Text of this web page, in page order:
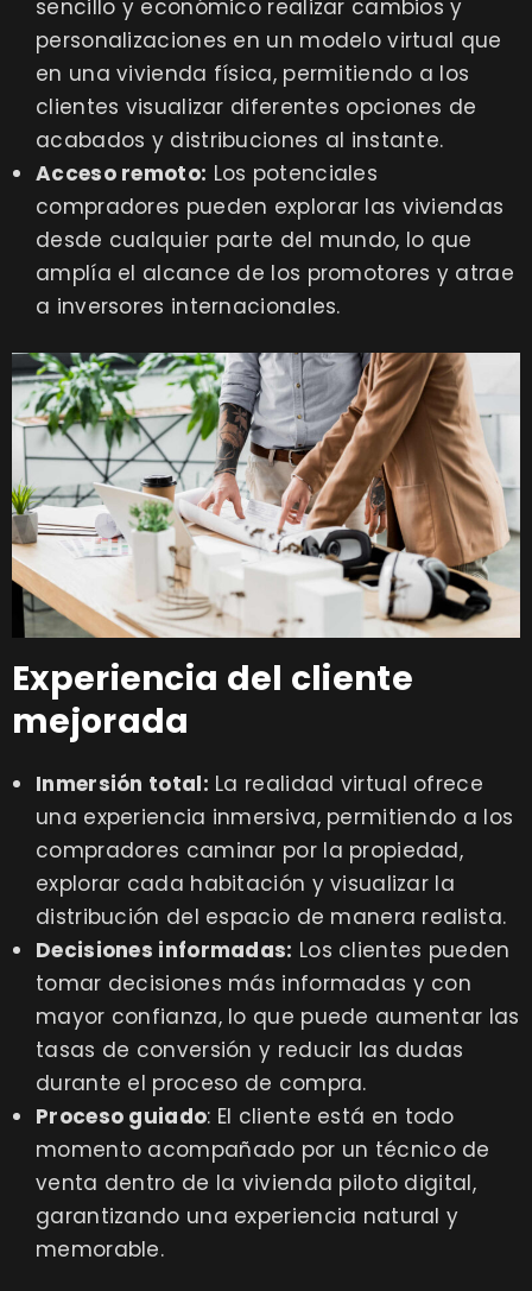
sencillo y económico realizar cambios y
personalizaciones en un modelo virtual que
en una vivienda física, permitiendo a los
clientes visualizar diferentes opciones de
acabados y distribuciones al instante.
Acceso remoto: Los potenciales
compradores pueden explorar las viviendas
desde cualquier parte del mundo, lo que
amplía el alcance de los promotores y atrae
a inversores internacionales.
Experiencia del cliente
mejorada
Inmersión total: La realidad virtual ofrece
una experiencia inmersiva, permitiendo a los
compradores caminar por la propiedad,
explorar cada habitación y visualizar la
distribución del espacio de manera realista.
Decisiones informadas: Los clientes pueden
tomar decisiones más informadas y con
mayor confianza, lo que puede aumentar las
tasas de conversión y reducir las dudas
durante el proceso de compra.
Proceso guiado: El cliente está en todo
momento acompañado por un técnico de
venta dentro de la vivienda piloto digital,
garantizando una experiencia natural y
memorable.